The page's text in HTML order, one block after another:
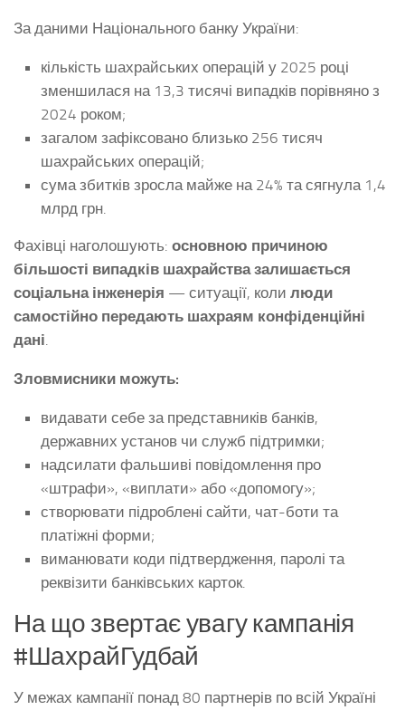
За даними Національного банку України:
кількість шахрайських операцій у 2025 році
зменшилася на 13,3 тисячі випадків порівняно з
2024 роком;
загалом зафіксовано близько 256 тисяч
шахрайських операцій;
сума збитків зросла майже на 24% та сягнула 1,4
млрд грн.
Фахівці наголошують: основною причиною
більшості випадків шахрайства залишається
соціальна інженерія — ситуації, коли люди
самостійно передають шахраям конфіденційні
дані.
Зловмисники можуть:
видавати себе за представників банків,
державних установ чи служб підтримки;
надсилати фальшиві повідомлення про
«штрафи», «виплати» або «допомогу»;
створювати підроблені сайти, чат-боти та
платіжні форми;
виманювати коди підтвердження, паролі та
реквізити банківських карток.
На що звертає увагу кампанія
#ШахрайГудбай
У межах кампанії понад 80 партнерів по всій Україні